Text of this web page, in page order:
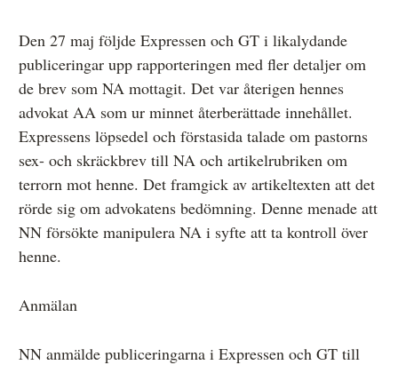
Den 27 maj följde Expressen och GT i likalydande
publiceringar upp rapporteringen med fler detaljer om
de brev som NA mottagit. Det var återigen hennes
advokat AA som ur minnet återberättade innehållet.
Expressens löpsedel och förstasida talade om pastorns
sex- och skräckbrev till NA och artikelrubriken om
terrorn mot henne. Det framgick av artikeltexten att det
rörde sig om advokatens bedömning. Denne menade att
NN försökte manipulera NA i syfte att ta kontroll över
henne.
Anmälan
NN anmälde publiceringarna i Expressen och GT till